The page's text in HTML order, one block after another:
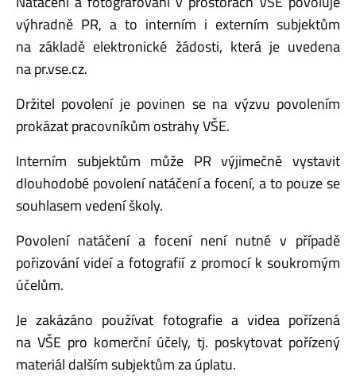
výhradně PR, a to interním i externím subjektům
na základě elektronické žádosti, která je uvedena
na pr.vse.cz.
Držitel povolení je povinen se na výzvu povolením
prokázat pracovníkům ostrahy VŠE.
Interním subjektům může PR výjimečně vystavit
dlouhodobé povolení natáčení a focení, a to pouze se
souhlasem vedení školy.
Povolení natáčení a focení není nutné v případě
pořizování videí a fotografií z promocí k soukromým
účelům.
Je zakázáno používat fotografie a videa pořízená
na VŠE pro komerční účely, tj. poskytovat pořízený
materiál dalším subjektům za úplatu.